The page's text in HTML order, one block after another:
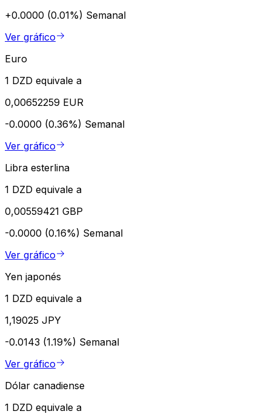
+0.0000 (0.01%) Semanal
Ver gráfico
Euro
1 DZD equivale a
0,00652259 EUR
-0.0000 (0.36%) Semanal
Ver gráfico
Libra esterlina
1 DZD equivale a
0,00559421 GBP
-0.0000 (0.16%) Semanal
Ver gráfico
Yen japonés
1 DZD equivale a
1,19025 JPY
-0.0143 (1.19%) Semanal
Ver gráfico
Dólar canadiense
1 DZD equivale a